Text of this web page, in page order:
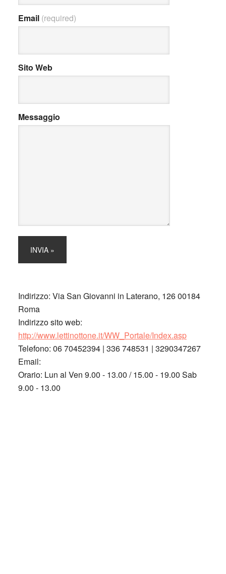
Email (required)
Sito Web
Messaggio
Indirizzo: Via San Giovanni in Laterano, 126 00184
Roma
Indirizzo sito web:
http://www.lettinottone.it/WW_Portale/Index.asp
Telefono: 06 70452394 | 336 748531 | 3290347267
Email:
Orario: Lun al Ven 9.00 - 13.00 / 15.00 - 19.00 Sab
9.00 - 13.00